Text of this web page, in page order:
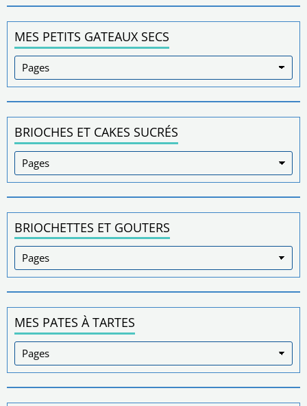
MES PETITS GATEAUX SECS
BRIOCHES ET CAKES SUCRÉS
BRIOCHETTES ET GOUTERS
MES PATES À TARTES